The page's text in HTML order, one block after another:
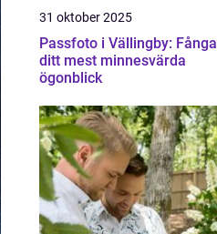
31 oktober 2025
Passfoto i Vällingby: Fånga
ditt mest minnesvärda
ögonblick